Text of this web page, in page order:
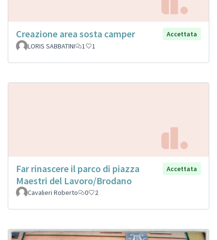
Creazione area sosta camper
Accettata
LORIS SABBATINI
1 1
Far rinascere il parco di piazza
Maestri del Lavoro/Brodano
Accettata
Cavalieri Roberto 0 2